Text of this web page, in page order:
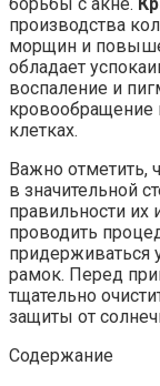
производства
морщин и
обладает
воспаление и
кровообращение
клетках.
Важно отметить,
в значительной
правильности их
проводить
придерживаться
рамок. Перед
тщательно
защиты от
Содержание